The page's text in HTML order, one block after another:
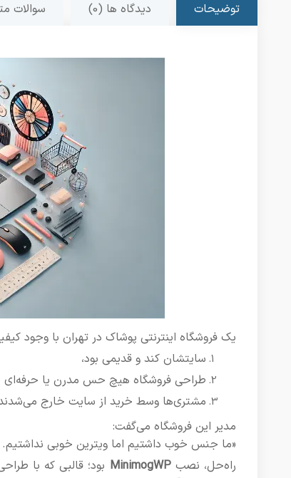
توضیحات دیدگاه ها (0) سوالات
یک فروشگاه اینترنتی پوشاک در تهران با وجود
سایتشان کند و قدیمی بود،
طراحی فروشگاه هیچ حس مدرن یا حرفه‌ای
مشتری‌ها وسط خرید از سایت خارج
مدیر این فروشگاه می‌گفت:
«ما جنس خوب داشتیم اما ویترین خوبی
راه‌حل، نصبMinimogWP بود؛ قالبی که با